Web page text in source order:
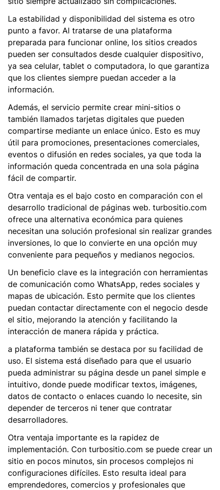
La estabilidad y disponibilidad del sistema es otro
punto a favor. Al tratarse de una plataforma
preparada para funcionar online, los sitios creados
pueden ser consultados desde cualquier dispositivo,
ya sea celular, tablet o computadora, lo que garantiza
que los clientes siempre puedan acceder a la
información.
Además, el servicio permite crear mini-sitios o
también llamados tarjetas digitales que pueden
compartirse mediante un enlace único. Esto es muy
útil para promociones, presentaciones comerciales,
eventos o difusión en redes sociales, ya que toda la
información queda concentrada en una sola página
fácil de compartir.
Otra ventaja es el bajo costo en comparación con el
desarrollo tradicional de páginas web. turbositio.com
ofrece una alternativa económica para quienes
necesitan una solución profesional sin realizar grandes
inversiones, lo que lo convierte en una opción muy
conveniente para pequeños y medianos negocios.
Un beneficio clave es la integración con herramientas
de comunicación como WhatsApp, redes sociales y
mapas de ubicación. Esto permite que los clientes
puedan contactar directamente con el negocio desde
el sitio, mejorando la atención y facilitando la
interacción de manera rápida y práctica.
a plataforma también se destaca por su facilidad de
uso. El sistema está diseñado para que el usuario
pueda administrar su página desde un panel simple e
intuitivo, donde puede modificar textos, imágenes,
datos de contacto o enlaces cuando lo necesite, sin
depender de terceros ni tener que contratar
desarrolladores.
Otra ventaja importante es la rapidez de
implementación. Con turbositio.com se puede crear un
sitio en pocos minutos, sin procesos complejos ni
configuraciones difíciles. Esto resulta ideal para
emprendedores, comercios y profesionales que